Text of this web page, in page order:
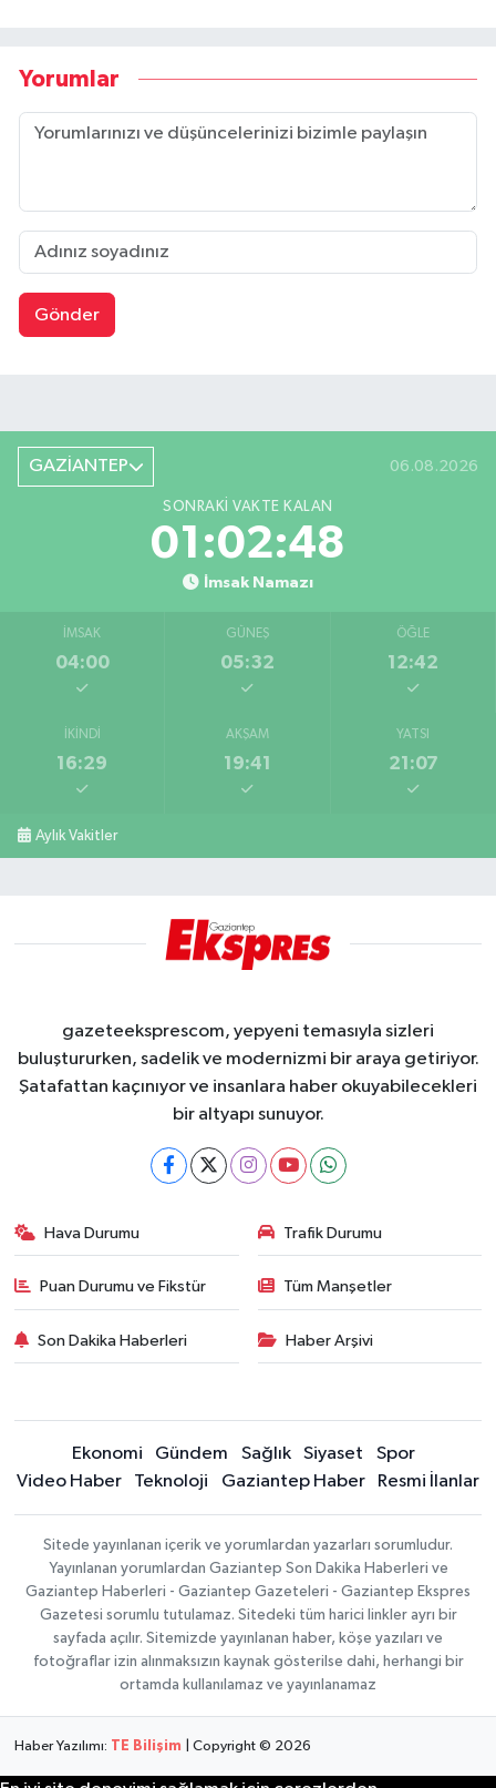
Yorumlar
Gönder
GAZİANTEP 06.08.2026
SONRAKI VAKTE KALAN
01:02:47
İmsak Namazı
İMSAK
04:00
GÜNEŞ
05:32
ÖĞLE
12:42
İKINDI
16:29
AKŞAM
19:41
YATSI
21:07
Aylık Vakitler
gazeteeksprescom, yepyeni temasıyla sizleri
buluştururken, sadelik ve modernizmi bir araya getiriyor.
Şatafattan kaçınıyor ve insanlara haber okuyabilecekleri
bir altyapı sunuyor.
Hava Durumu Trafik Durumu
Puan Durumu ve Fikstür Tüm Manşetler
Son Dakika Haberleri Haber Arşivi
Ekonomi Gündem Sağlık Siyaset
Spor
Video Haber
Teknoloji Gaziantep Haber Resmi İlanlar
Sitede yayınlanan içerik ve yorumlardan yazarları sorumludur.
Yayınlanan yorumlardan Gaziantep Son Dakika Haberleri ve
Gaziantep Haberleri - Gaziantep Gazeteleri - Gaziantep Ekspres
Gazetesi sorumlu tutulamaz. Sitedeki tüm harici linkler ayrı bir
sayfada açılır. Sitemizde yayınlanan haber, köşe yazıları ve
fotoğraflar izin alınmaksızın kaynak gösterilse dahi, herhangi bir
ortamda kullanılamaz ve yayınlanamaz
Haber Yazılımı: TE Bilişim | Copyright © 2026